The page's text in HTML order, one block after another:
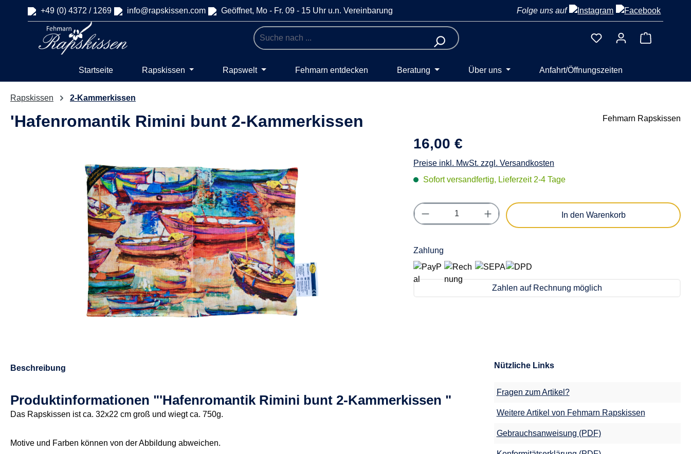
Zur Hauptnavigation springen
+49 (0) 4372 / 1269 info@rapskissen.com Geöffnet, Mo - Fr. 09 - 15 Uhr u.n. Vereinbarung Folge uns auf
Startseite Rapskissen Rapswelt Fehmarn entdecken Beratung Über uns Anfahrt/Öffnungszeiten
Rapskissen 2-Kammerkissen
'Hafenromantik Rimini bunt 2-Kammerkissen
Fehmarn Rapskissen
16,00 €
Preise inkl. MwSt. zzgl. Versandkosten
Sofort versandfertig, Lieferzeit 2-4 Tage
Produkt Anzahl: Gib den gewünschten Wert ein
In den Warenkorb
Zahlung
Zahlen auf Rechnung möglich
Beschreibung
Produktinformationen "'Hafenromantik Rimini bunt 2-Kammerkissen "
Das Rapskissen ist ca. 32x22 cm groß und wiegt ca. 750g.
Motive und Farben können von der Abbildung abweichen.
Nützliche Links
Fragen zum Artikel?
Weitere Artikel von Fehmarn Rapskissen
Gebrauchsanweisung (PDF)